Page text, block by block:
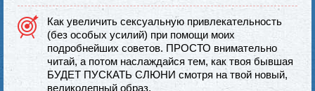
Как увеличить сексуальную привлекательность
(без особых усилий) при помощи моих
подробнейших советов. ПРОСТО внимательно
читай, а потом наслаждайся тем, как твоя бывшая
БУДЕТ ПУСКАТЬ СЛЮНИ смотря на твой новый,
великолепный образ.